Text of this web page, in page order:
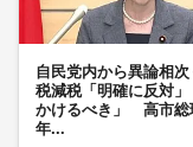
自民党内から異論相
税減税「明確に反対」
かけるべき」 高市総
年...